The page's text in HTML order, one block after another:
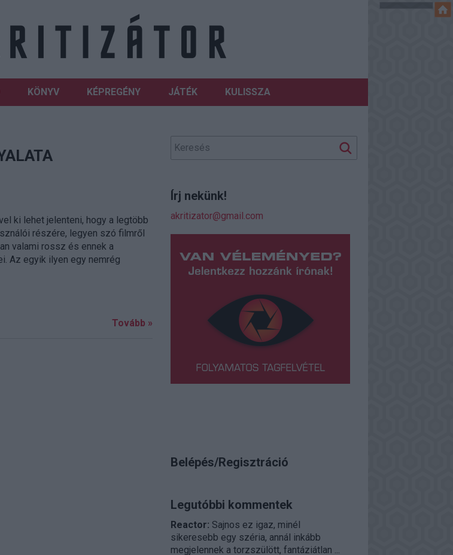
KÖNYV KÉPREGÉNY JÁTÉK KULISSZA
ki lehet jelenteni, hogy a legtöbb
részére, legyen szó filmről
valami rossz és ennek a
Az egyik ilyen egy nemrég
Tovább »
Írj nekünk!
akritizator@gmail.com
Belépés/Regisztráció
Legutóbbi kommentek
Reactor: Sajnos ez igaz, minél
sikeresebb egy széria, annál inkább
megjelennek a torzszülött, fantáziátlan ...